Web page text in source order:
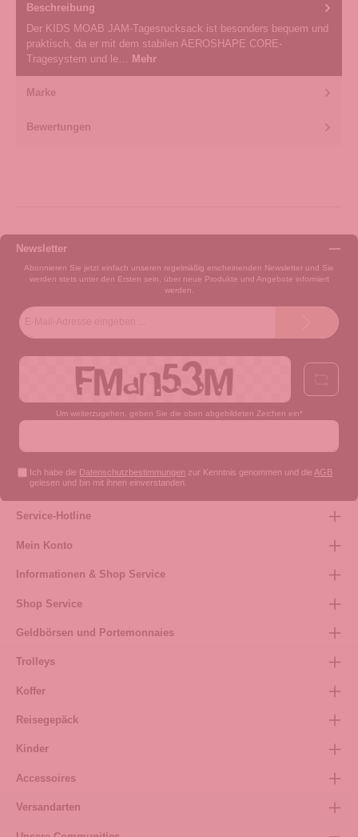
Beschreibung
Der KIDS MOAB JAM-Tagesrucksack ist besonders bequem und
praktisch, da er mit dem stabilen AEROSHAPE CORE-
Tragesystem und le…
Mehr
Marke
Bewertungen
Newsletter
Abonnieren Sie jetzt einfach unseren regelmäßig erscheinenden Newsletter und Sie
werden stets unter den Ersten sein, über neue Produkte und Angebote informiert
werden.
Um weiterzugehen, geben Sie die oben abgebildeten Zeichen ein*
Ich habe die Datenschutzbestimmungen zur Kenntnis genommen und die AGB
gelesen und bin mit ihnen einverstanden.
Service-Hotline
Mein Konto
Informationen & Shop Service
Shop Service
Geldbörsen und Portemonnaies
Trolleys
Koffer
Reisegepäck
Kinder
Accessoires
Versandarten